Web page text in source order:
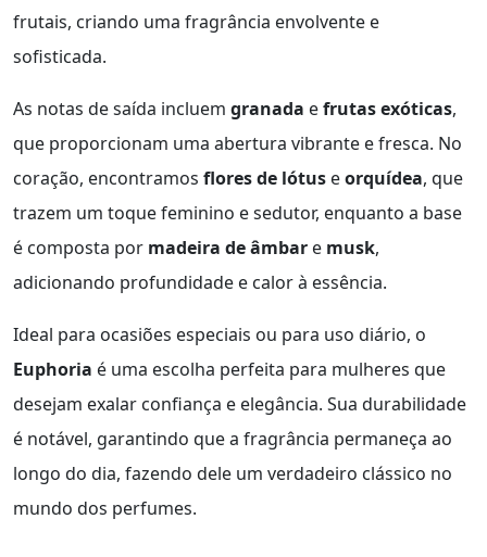
frutais, criando uma fragrância envolvente e
sofisticada.
As notas de saída incluem granada efrutas exóticas,
que proporcionam uma abertura vibrante e fresca. No
coração, encontramos flores de lótus eorquídea, que
trazem um toque feminino e sedutor, enquanto a base
é composta por madeira de âmbar e musk,
adicionando profundidade e calor à essência.
Ideal para ocasiões especiais ou para uso diário, o
Euphoria é uma escolha perfeita para mulheres que
desejam exalar confiança e elegância. Sua durabilidade
é notável, garantindo que a fragrância permaneça ao
longo do dia, fazendo dele um verdadeiro clássico no
mundo dos perfumes.